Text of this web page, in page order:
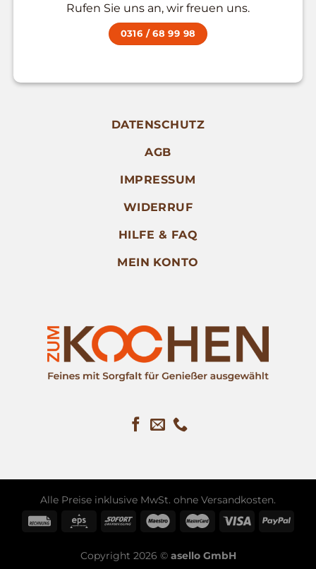
Rufen Sie uns an, wir freuen uns.
0316 / 68 99 98
DATENSCHUTZ
AGB
IMPRESSUM
WIDERRUF
HILFE & FAQ
MEIN KONTO
Alle Preise inklusive MwSt. ohne Versandkosten.
Copyright 2026 © asello GmbH